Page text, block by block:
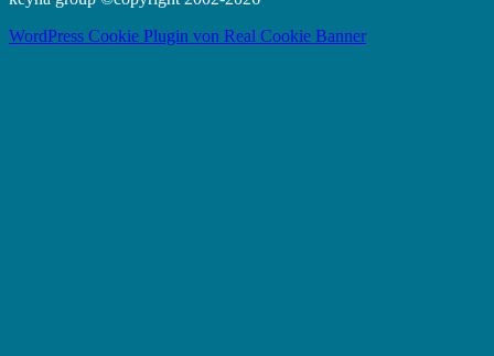
WordPress Cookie Plugin von Real Cookie Banner